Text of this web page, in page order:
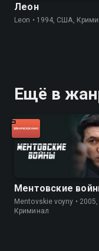
Леон
Leon • 1994, США,
Ещё в
Ментовские
Mentovskie voyny • 2005, Россия,
Криминал